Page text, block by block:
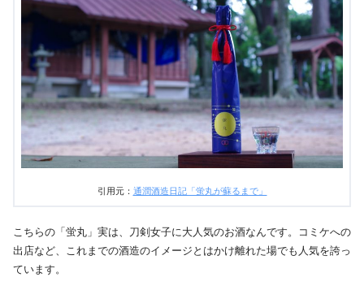
引用元： 通潤酒造日記「蛍丸が蘇るまで」
こちらの「蛍丸」実は、刀剣女子に大人気のお酒なんです。コミケへの
出店など、これまでの酒造のイメージとはかけ離れた場でも人気を誇っ
ています。